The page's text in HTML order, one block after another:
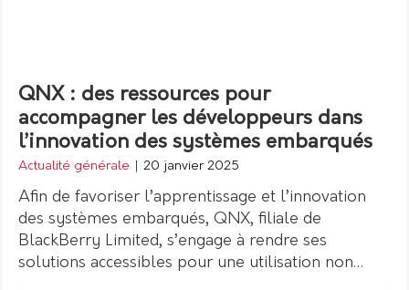
QNX : des ressources pour
accompagner les développeurs dans
l’innovation des systèmes embarqués
Actualité générale 20 janvier 2025
Afin de favoriser l’apprentissage et l’innovation
des systèmes embarqués, QNX, filiale de
BlackBerry Limited, s’engage à rendre ses
solutions accessibles pour une utilisation non…